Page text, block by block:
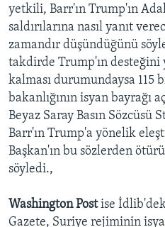
yetkili, Barr'ın Trump'ın
saldırılarına nasıl yanıt
zamandır düşündüğünü
takdirde Trump'ın
kalması durumundaysa 115
bakanlığının isyan bayrağı
Beyaz Saray Basın Sözcüsü
Barr'ın Trump'a yönelik
Başkan'ın bu sözlerden ötürü
söyledi.,
Washington Postise
Gazete, Suriye rejiminin